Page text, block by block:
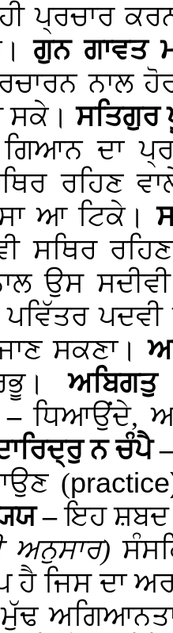
ਪ੍ਰਚਾਰ
ਗੁਨ ਗਾਵਤ
ਨਾਲ
ਸਕੇ।ਸਤਿਗੁਰ
ਦਾ
ਰਹਿਣ
ਆ ਟਿਕੇ।
ਸਥਿਰ
ਉਸ
ਪਦਵੀ
ਸਕਣਾ।
–ਧਿਆਉਂਦੇ,
ਨ ਚੰਪੈ
(
–ਇਹ ਸ਼ਬਦ
ਅਨੁਸਾਰ)
ਹੈ ਜਿਸ ਦਾ